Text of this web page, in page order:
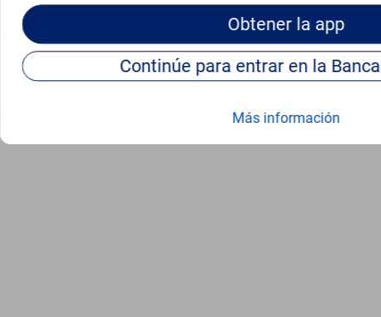
Obtenerla app
Más información
locales en